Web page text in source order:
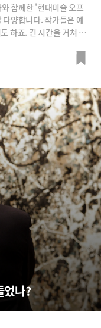
함께한 '현대미술 오프
양합니다. 작가들은 예
하죠. 긴 시간을 거쳐 현
티스, 앙드레 드랭(야수
아봅니다.
었나?